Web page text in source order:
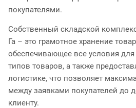
покупателями.
Собственный складской
Га – это грамотное хранение
обеспечивающее все условия
типов товаров, а также
логистике, что позволяет
между заявками покупателей до
клиенту.